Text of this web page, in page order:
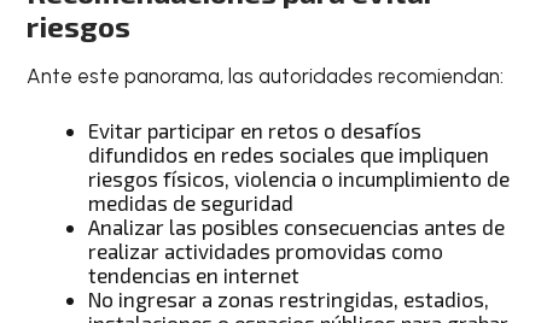
riesgos
Ante este panorama, las autoridades recomiendan:
Evitar participar en retos o desafíos
difundidos en redes sociales que impliquen
riesgos físicos, violencia o incumplimiento de
medidas de seguridad
Analizar las posibles consecuencias antes de
realizar actividades promovidas como
tendencias en internet
No ingresar a zonas restringidas, estadios,